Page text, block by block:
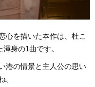
心を描いた本作は、杜こ
身の1曲です。
港の情景と主人公の思い
。